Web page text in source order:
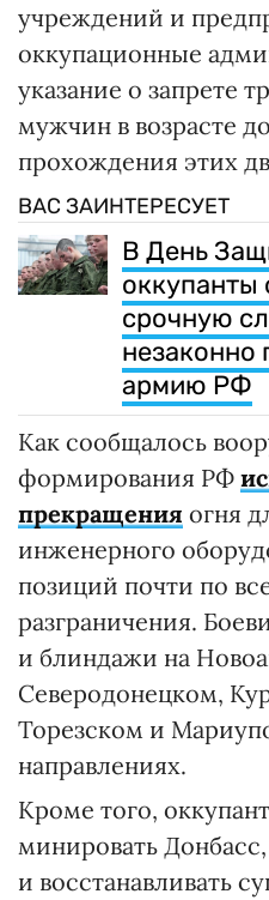
учреждений и
оккупационные
указание о запрете
мужчин в возрасте
прохождения этих
ВАС ЗАИНТЕРЕСУЕТ
В День
оккупанты
срочную
незаконно
армию РФ
Как сообщалось
формирования РФ
прекращения огня
инженерного
позиций почти по
разграничения.
и блиндажи на
Северодонецком,
Торезском и
направлениях.
Кроме того,
минировать
и восстанавливать